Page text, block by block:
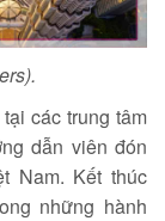
các trung tâm
dẫn viên đón
Nam. Kết thúc
những hành